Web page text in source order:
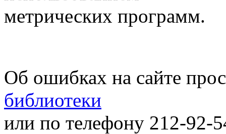
метрических программ.
Об ошибках на сайте
библиотеки
или по телефону 212-92-